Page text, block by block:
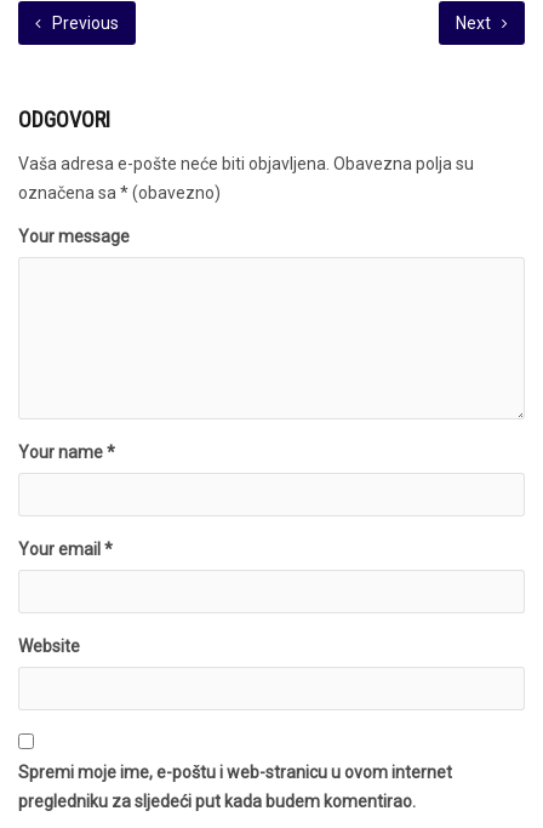
Previous Next
ODGOVORI
Vaša adresa e-pošte neće biti objavljena. Obavezna polja su
označena sa* (obavezno)
Your message
Your name *
Your email *
Website
Spremi moje ime, e-poštu i web-stranicu u ovom internet
pregledniku za sljedeći put kada budem komentirao.